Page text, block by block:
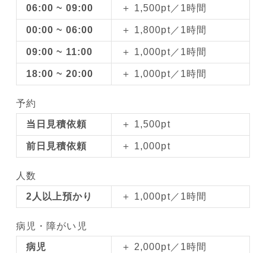
06:00 ~ 09:00 ＋ 1,500pt／1時間
00:00 ~ 06:00 ＋ 1,800pt／1時間
09:00 ~ 11:00 ＋ 1,000pt／1時間
18:00 ~ 20:00 ＋ 1,000pt／1時間
予約
当日見積依頼 ＋ 1,500pt
前日見積依頼 ＋ 1,000pt
人数
2人以上預かり ＋ 1,000pt／1時間
病児・障がい児
病児 ＋ 2,000pt／1時間